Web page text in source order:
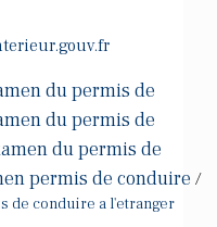
du permis de
du permis de
du permis de
permis de conduire /
de conduire a l'etranger